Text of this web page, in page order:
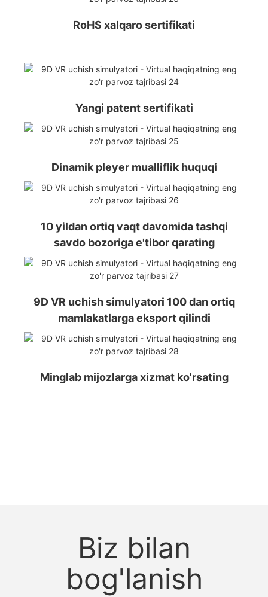
RoHS xalqaro sertifikati
Yangi patent sertifikati
Dinamik pleyer mualliflik huquqi
10 yildan ortiq vaqt davomida tashqi
savdo bozoriga e'tibor qarating
9D VR uchish simulyatori 100 dan ortiq
mamlakatlarga eksport qilindi
Minglab mijozlarga xizmat ko'rsating
Biz bilan
bog'lanish